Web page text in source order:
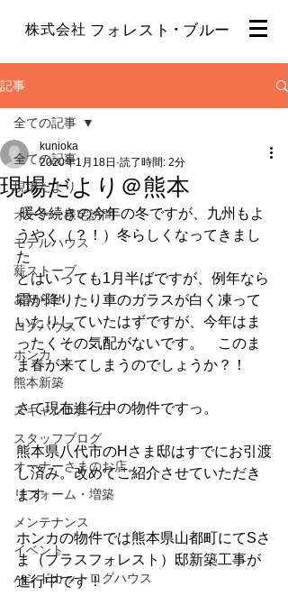
ブルー
株式会社 フォレスト ・
記事
全ての記事
現場だより
オーナー様宅訪問
モデルハウス
薪ストーブ
お知らせ
ログハウス
ホンカ
熊本新築
スキャンDホーム
スタッフブログ
オーナーさまのお店
リフォーム・増築
メンテナンス
イベント
ハンドカットログハウス
全ての記事
現場だより＠熊本
kunioka
2020年1月18日 読了時間: 2分
暖冬続きの今年の冬ですが、九州もよ
うやく（？！）冬らしくなってきまし
た
とはいっても1月半ばですが、例年なら
霜が降りたり車のガラスが白く凍って
いたりしていたはずですが、今年はま
ったくその気配がないです。　このま
ま春が来てしまうのでしょうか？！
さて現在進行中の物件ですっ。
熊本県八代市のHさま邸はすでにお引渡
し済み。改めてご紹介させていただき
ます
ホンカの物件では熊本県山都町にてSさ
ま（プラスフォレスト）邸新築工事が
進行中です！